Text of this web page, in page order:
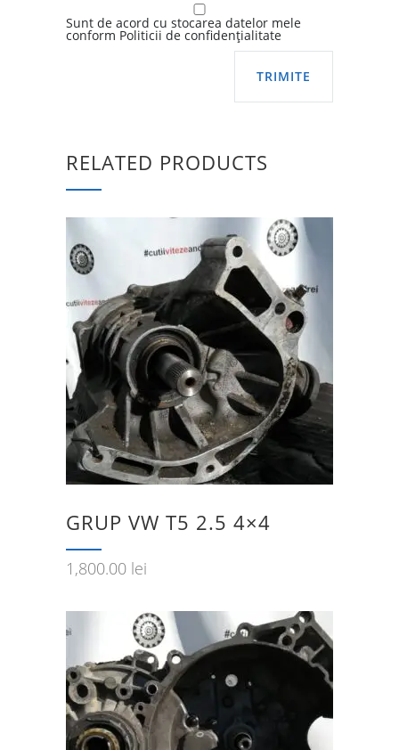
Sunt de acord cu stocarea datelor mele
conform Politicii de confidențialitate
RELATED PRODUCTS
GRUP VW T5 2.5 4×4
1,800.00 lei